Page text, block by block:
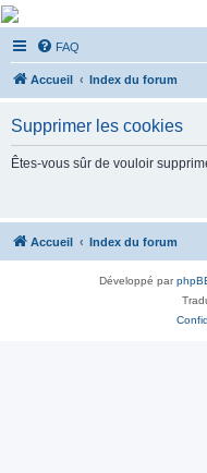
De Musicae
Forums
Forums de discussions
FAQ
Accueil Index du forum
Supprimer les cookies
Êtes-vous sûr de vouloir
Accueil Index du forum
Développé par